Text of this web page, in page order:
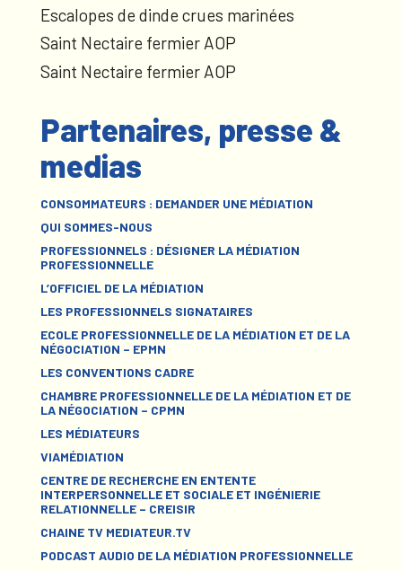
Escalopes de dinde crues marinées
Saint Nectaire fermier AOP
Saint Nectaire fermier AOP
Partenaires, presse &
medias
CONSOMMATEURS : DEMANDER UNE MÉDIATION
QUI SOMMES-NOUS
PROFESSIONNELS : DÉSIGNER LA MÉDIATION
PROFESSIONNELLE
L’OFFICIEL DE LA MÉDIATION
LES PROFESSIONNELS SIGNATAIRES
ECOLE PROFESSIONNELLE DE LA MÉDIATION ET DE LA
NÉGOCIATION – EPMN
LES CONVENTIONS CADRE
CHAMBRE PROFESSIONNELLE DE LA MÉDIATION ET DE
LA NÉGOCIATION – CPMN
LES MÉDIATEURS
VIAMÉDIATION
CENTRE DE RECHERCHE EN ENTENTE
INTERPERSONNELLE ET SOCIALE ET INGÉNIERIE
RELATIONNELLE – CREISIR
CHAINE TV MEDIATEUR.TV
PODCAST AUDIO DE LA MÉDIATION PROFESSIONNELLE